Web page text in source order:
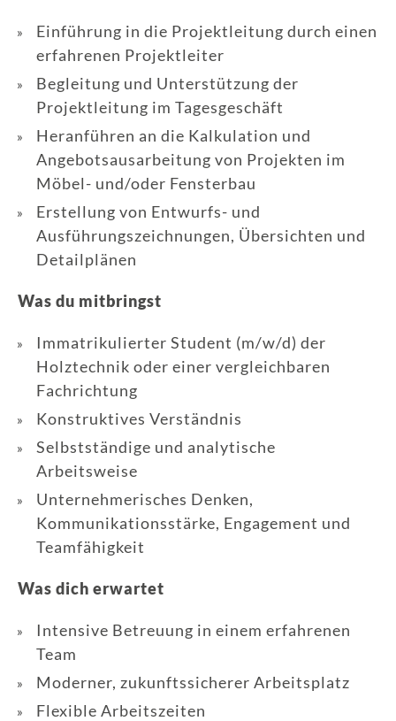
Einführung in die Projektleitung durch einen
erfahrenen Projektleiter
Begleitung und Unterstützung der
Projektleitung im Tagesgeschäft
Heranführen an die Kalkulation und
Angebotsausarbeitung von Projekten im
Möbel- und/oder Fensterbau
Erstellung von Entwurfs- und
Ausführungszeichnungen, Übersichten und
Detailplänen
Was du mitbringst
Immatrikulierter Student (m/w/d) der
Holztechnik oder einer vergleichbaren
Fachrichtung
Konstruktives Verständnis
Selbstständige und analytische
Arbeitsweise
Unternehmerisches Denken,
Kommunikationsstärke, Engagement und
Teamfähigkeit
Was dich erwartet
Intensive Betreuung in einem erfahrenen
Team
Moderner, zukunftssicherer Arbeitsplatz
Flexible Arbeitszeiten